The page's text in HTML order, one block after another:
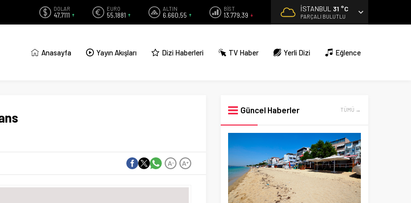
DOLAR
47,7111
EURO
55,1881
ALTIN
6.660,55
BİST
13.779,39
İSTANBUL 31 °C
PARÇALI BULUTLU
Anasayfa Yayın Akışları Dizi Haberleri TV Haber Yerli Dizi Eğlence
A+
A-
Güncel Haberler TÜMÜ →